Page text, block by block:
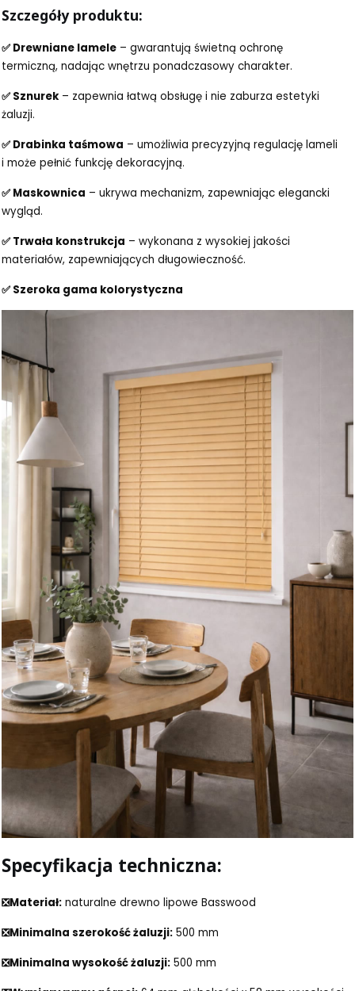
Szczegóły produktu:
✅ Drewniane lamele – gwarantują świetną ochronę
termiczną, nadając wnętrzu ponadczasowy charakter.
✅ Sznurek– zapewnia łatwą obsługę i nie zaburza estetyki
żaluzji.
✅ Drabinka taśmowa – umożliwia precyzyjną regulację lameli
i może pełnić funkcję dekoracyjną.
✅ Maskownica – ukrywa mechanizm, zapewniając elegancki
wygląd.
✅ Trwała konstrukcja – wykonana z wysokiej jakości
materiałów, zapewniających długowieczność.
✅ Szeroka gama kolorystyczna
Specyfikacja techniczna:
❎Materiał: naturalne drewno lipowe Basswood
❎Minimalna szerokość żaluzji: 500 mm
❎Minimalna wysokość żaluzji: 500 mm